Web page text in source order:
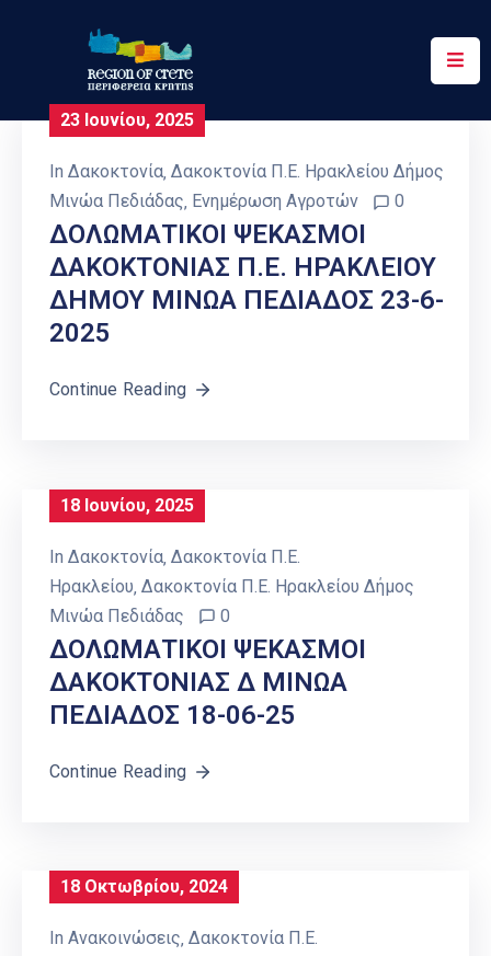
Περιφέρεια
Έργα
Δράσεις
Ψηφιακές
Υπηρεσίες
23 Ιουνίου, 2025
In Δακοκτονία‚ Δακοκτονία Π.Ε. Ηρακλείου Δήμος
Μινώα Πεδιάδας‚ Ενημέρωση Αγροτών 0
ΔΟΛΩΜΑΤΙΚΟΙ ΨΕΚΑΣΜΟΙ
ΔΑΚΟΚΤΟΝΙΑΣ Π.Ε. ΗΡΑΚΛΕΙΟΥ
ΔΗΜΟΥ ΜΙΝΩΑ ΠΕΔΙΑΔΟΣ 23-6-
2025
Continue Reading
18 Ιουνίου, 2025
In Δακοκτονία Δακοκτονία Π.Ε.
Ηρακλείου Δακοκτονία Π.Ε. Ηρακλείου Δήμος
Μινώα Πεδιάδας
0
ΔΟΛΩΜΑΤΙΚΟΙ ΨΕΚΑΣΜΟΙ
ΔΑΚΟΚΤΟΝΙΑΣ Δ ΜΙΝΩΑ
ΠΕΔΙΑΔΟΣ 18-06-25
Continue Reading
18 Οκτωβρίου, 2024
In Ανακοινώσεις‚ Δακοκτονία Π.Ε.